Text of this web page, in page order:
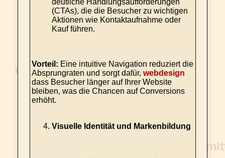
deutliche Handlungsaufforderungen
(CTAs), die die Besucher zu wichtigen
Aktionen wie Kontaktaufnahme oder
Kauf führen.
Vorteil: Eine intuitive Navigation reduziert die
Absprungraten und sorgt dafür, webdesign
dass Besucher länger auf Ihrer Website
bleiben, was die Chancen auf Conversions
erhöht.
Visuelle Identität und Markenbildung